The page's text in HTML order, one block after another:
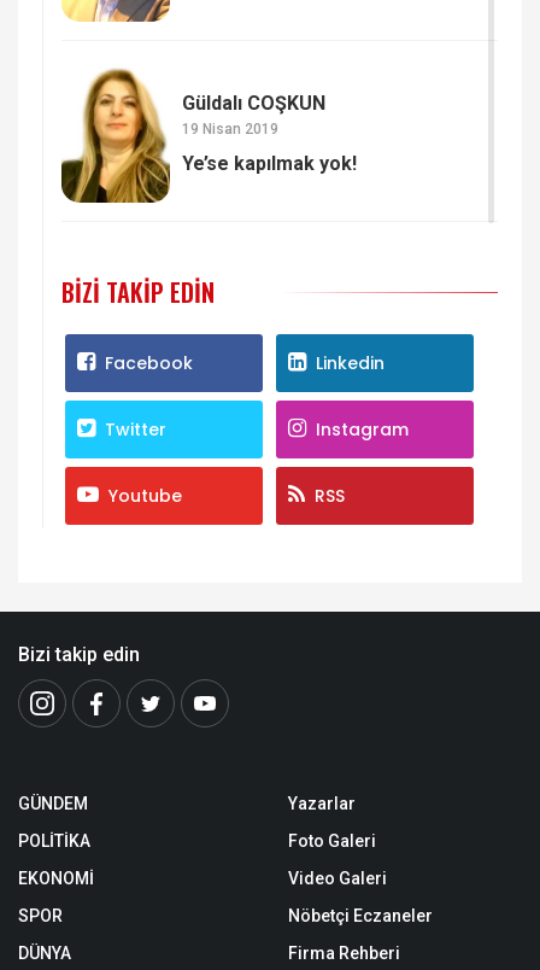
Güldalı COŞKUN
19 Nisan 2019
Ye’se kapılmak yok!
BIZI TAKIP EDIN
Facebook Linkedin
Twitter Instagram
Youtube RSS
Bizi takip edin
GÜNDEM
POLİTİKA
EKONOMİ
SPOR
DÜNYA
Yazarlar
Foto Galeri
Video Galeri
Nöbetçi Eczaneler
Firma Rehberi